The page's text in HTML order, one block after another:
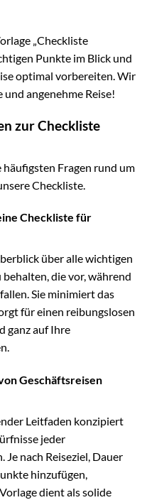
„Checkliste
Punkte im Blick und
optimal vorbereiten. Wir
angenehme Reise!
zur Checkliste
Fragen rund um
Checkliste.
Checkliste für
über alle wichtigen
die vor, während
Sie minimiert das
für einen reibungslosen
ganz auf Ihre
Geschäftsreisen
Leitfaden konzipiert
jeder
Je nach Reiseziel, Dauer
hinzufügen,
dient als solide